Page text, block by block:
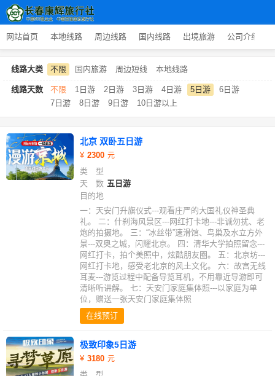
网站首页 本地线路 周边线路 国内线路 出境旅游 公司介绍
线路大类 不限 国内旅游 周边短线 本地线路
线路天数 不限 1日游 2日游 3日游 4日游 5日游
6日游
7日游
8日游 9日游 10日游以上
北京 双卧五日游
2300
类 型
天 数 五日游
目的地
一：天安门升旗仪式---观看庄严的大国礼仪神圣典
礼。 二：什刹海风景区---网红打卡地---非诚勿扰、老
炮的拍摄地。 三：“冰丝带”速滑馆、鸟巢及水立方外
景---双奥之城，闪耀北京。 四：清华大学拍照留念---
网红打卡，拍个美照中，炫酷朋友圈。 五：北京坊---
网红打卡地，感受老北京的风土文化。 六：故宫无线
耳麦---游览过程中配备导览耳机，不用靠近导游即可
清晰听讲解。 七：天安门家庭集体照---以家庭为单
位，赠送一张天安门家庭集体照
在线预订
极致印象5日游
3180